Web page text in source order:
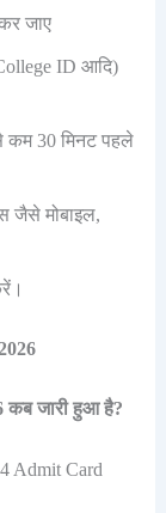
जाए
ID आदि)
कम 30 मिनट पहले
जैसे मोबाइल,
कब जारी हुआ है?
4 Admit Card